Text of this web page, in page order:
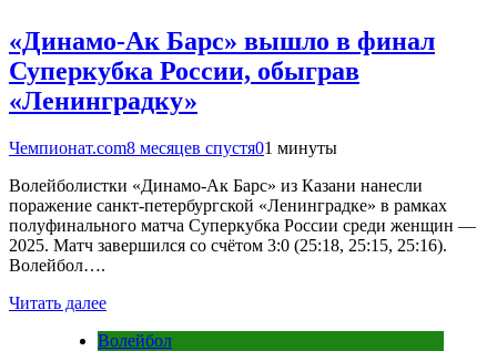
«Динамо-Ак Барс» вышло в финал
Суперкубка России, обыграв
«Ленинградку»
Чемпионат.com8 месяцев спустя01 минуты
Волейболистки «Динамо-Ак Барс» из Казани нанесли
поражение санкт-петербургской «Ленинградке» в рамках
полуфинального матча Суперкубка России среди женщин —
2025. Матч завершился со счётом 3:0 (25:18, 25:15, 25:16).
Волейбол….
Читать далее
Волейбол